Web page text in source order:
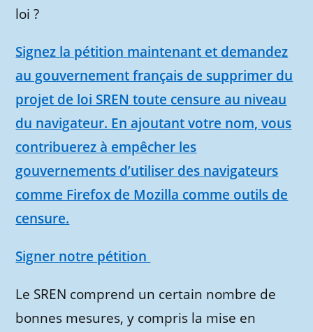
loi ?
Signez la pétition maintenant et demandez
au gouvernement français de supprimer du
projet de loi SREN toute censure au niveau
du navigateur. En ajoutant votre nom, vous
contribuerez à empêcher les
gouvernements d’utiliser des navigateurs
comme Firefox de Mozilla comme outils de
censure.
Signer notre pétition
Le SREN comprend un certain nombre de
bonnes mesures, y compris la mise en